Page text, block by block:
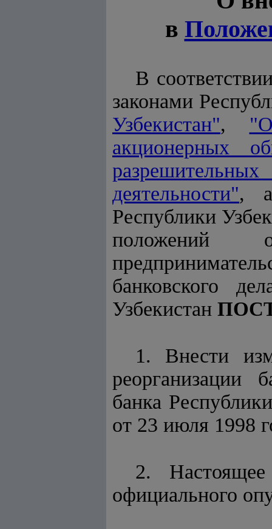
в
В
законами
Узбекистан",
акционерных
деятельности",
Республики
положений
банковского
Узбекистан
1. Внести
реорганизации
банка
от 23 июля 1998
2.
официального